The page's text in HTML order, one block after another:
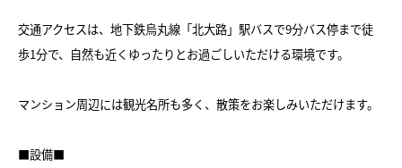
交通アクセスは、地下鉄烏丸線「北大路」駅バスで9分バス停まで徒
歩1分で、自然も近くゆったりとお過ごしいただける環境です。
マンション周辺には観光名所も多く、散策をお楽しみいただけます。
■設備■